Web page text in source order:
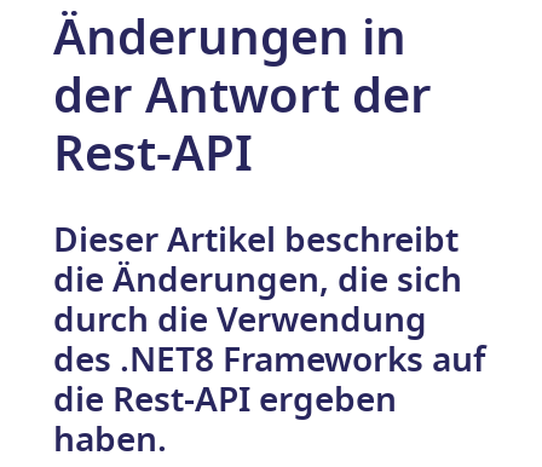
Änderungen in
der Antwort der
Rest-API
Dieser Artikel beschreibt
die Änderungen, die sich
durch die Verwendung
des .NET8 Frameworks auf
die Rest-API ergeben
haben.